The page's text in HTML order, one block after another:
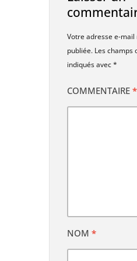
Votre adresse e-mail
publiée. Les champs
indiqués avec*
COMMENTAIRE *
NOM *